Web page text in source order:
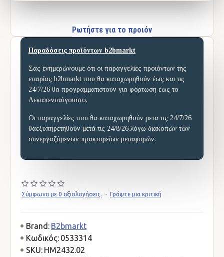
Ρωτήστε για το προιόν
Παραδόσεις προϊόντων b2bmarkt
Σας ενημερώνουμε ότι οι παραγγελίες προιόντων της
εταιρίας b2bmarkt που θα καταχωρηθούν έως και τις
24/7/26 θα προγραμματιστούν για φόρτωση έως το
Δεκαπενταύγουστο,
Οι παραγγελίες που θα καταχωρηθούν μετα τις 24/7/26
θαεξυπηρετηθούν μετά τις 24/8/26,λόγω διακοπών των
συνεργαζόμενων πρακτορείων μεταφορών.
Σύμφωνα με 0 αξιολογήσεις. - Γράψτε μια κριτική
Brand: B2bmarkt
Κωδικός: 0533314
SKU: HM2432.02